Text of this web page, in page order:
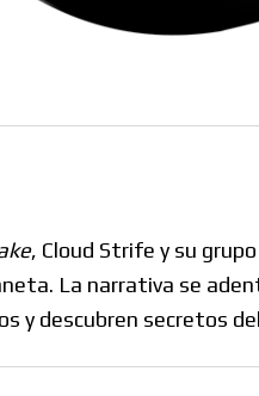
, Cloud Strife y su
La narrativa se
y descubren secretos